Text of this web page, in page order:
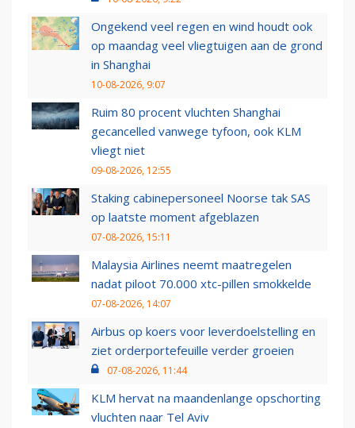
Ongekend veel regen en wind houdt ook
op maandag veel vliegtuigen aan de grond
in Shanghai
10-08-2026, 9:07
Ruim 80 procent vluchten Shanghai
gecancelled vanwege tyfoon, ook KLM
vliegt niet
09-08-2026, 12:55
Staking cabinepersoneel Noorse tak SAS
op laatste moment afgeblazen
07-08-2026, 15:11
Malaysia Airlines neemt maatregelen
nadat piloot 70.000 xtc-pillen smokkelde
07-08-2026, 14:07
Airbus op koers voor leverdoelstelling en
ziet orderportefeuille verder groeien
07-08-2026, 11:44
KLM hervat na maandenlange opschorting
vluchten naar Tel Aviv